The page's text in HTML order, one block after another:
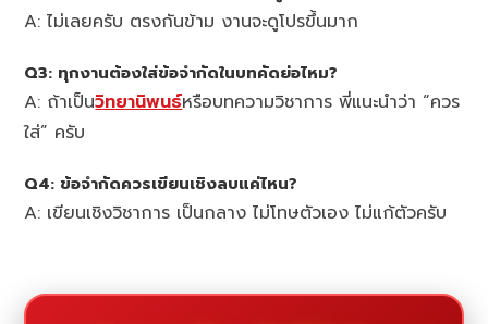
A: ไม่เลยครับ ตรงกันข้าม งานจะดูโปรขึ้นมาก
Q3: ทุกงานต้องใส่ข้อจำกัดในบทคัดย่อไหม?
A: ถ้าเป็นวิทยานิพนธ์หรือบทความวิชาการ พี่แนะนำว่า “ควร
ใส่” ครับ
Q4: ข้อจำกัดควรเขียนเชิงลบแค่ไหน?
A: เขียนเชิงวิชาการ เป็นกลาง ไม่โทษตัวเอง ไม่แก้ตัวครับ